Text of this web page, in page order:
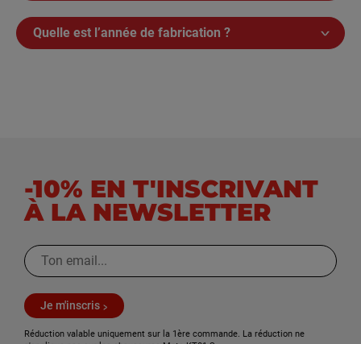
FR EN ES IT DE BE
Quelle est l’année de fabrication ?
-10% EN T'INSCRIVANT
À LA NEWSLETTER
Je m'inscris
Réduction valable uniquement sur la 1ère commande. La réduction ne